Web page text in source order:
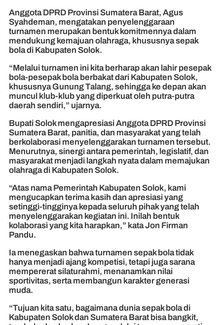
Anggota DPRD Provinsi Sumatera Barat, Agus
Syahdeman, mengatakan penyelenggaraan
turnamen merupakan bentuk komitmennya dalam
mendukung kemajuan olahraga, khususnya sepak
bola di Kabupaten Solok.
“Melalui turnamen ini kita berharap akan lahir pesepak
bola-pesepak bola berbakat dari Kabupaten Solok,
khususnya Gunung Talang, sehingga ke depan akan
muncul klub-klub yang diperkuat oleh putra-putra
daerah sendiri,” ujarnya.
Bupati Solok mengapresiasi Anggota DPRD Provinsi
Sumatera Barat, panitia, dan masyarakat yang telah
berkolaborasi menyelenggarakan turnamen tersebut.
Menurutnya, sinergi antara pemerintah, legislatif, dan
masyarakat menjadi langkah nyata dalam memajukan
olahraga di Kabupaten Solok.
“Atas nama Pemerintah Kabupaten Solok, kami
mengucapkan terima kasih dan apresiasi yang
setinggi-tingginya kepada seluruh pihak yang telah
menyelenggarakan kegiatan ini. Inilah bentuk
kolaborasi yang kita harapkan,” kata Jon Firman
Pandu.
Ia menegaskan bahwa turnamen sepak bola tidak
hanya menjadi ajang kompetisi, tetapi juga sarana
mempererat silaturahmi, menanamkan nilai
sportivitas, serta membangun karakter generasi
muda.
“Tujuan kita satu, bagaimana dunia sepak bola di
Kabupaten Solok dan Sumatera Barat bisa bangkit,